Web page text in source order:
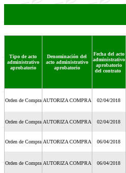
Tipo de acto
administrativo
aprobatorio
Denominación del
acto administrativo
aprobatorio
Fecha del acto
administrativo
aprobatorio
del contrato
Orden de Compra AUTORIZA COMPRA 02/04/2018
Orden de Compra AUTORIZA COMPRA 02/04/2018
Orden de Compra AUTORIZA COMPRA 06/04/2018
Orden de Compra AUTORIZA COMPRA 06/04/2018